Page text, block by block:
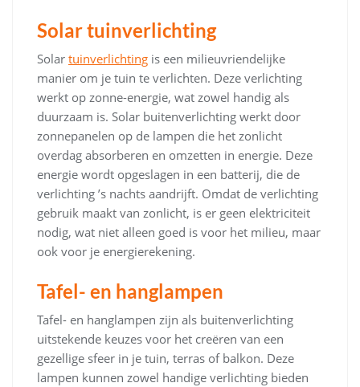
Solar tuinverlichting
Solar tuinverlichting is een milieuvriendelijke
manier om je tuin te verlichten. Deze verlichting
werkt op zonne-energie, wat zowel handig als
duurzaam is. Solar buitenverlichting werkt door
zonnepanelen op de lampen die het zonlicht
overdag absorberen en omzetten in energie. Deze
energie wordt opgeslagen in een batterij, die de
verlichting ’s nachts aandrijft. Omdat de verlichting
gebruik maakt van zonlicht, is er geen elektriciteit
nodig, wat niet alleen goed is voor het milieu, maar
ook voor je energierekening.
Tafel- en hanglampen
Tafel- en hanglampen zijn als buitenverlichting
uitstekende keuzes voor het creëren van een
gezellige sfeer in je tuin, terras of balkon. Deze
lampen kunnen zowel handige verlichting bieden